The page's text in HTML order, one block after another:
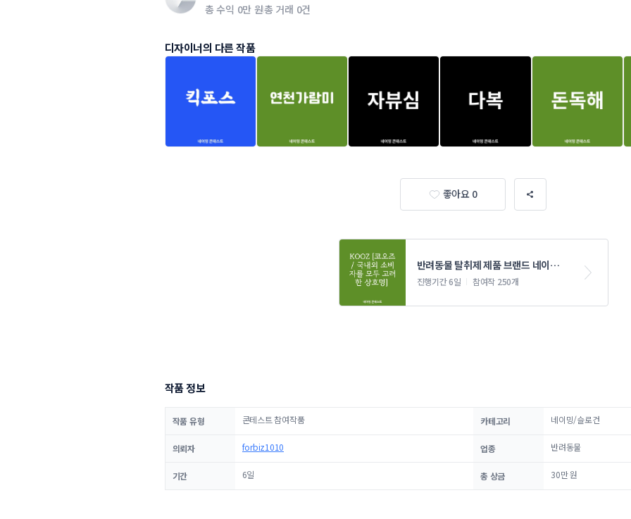
총 수익 0만 원총 거래 0건
디자이너의 다른 작품
좋아요 0
반려동물 탈취제 제품 브랜드 네이밍
콘테스트
진행기간 6일 참여작 250개
작품 정보
작품 유형 콘테스트 참여작품
의뢰자 forbiz1010
기간 6일
카테고리 네이밍/슬로건
업종 반려동물
총 상금 30만 원